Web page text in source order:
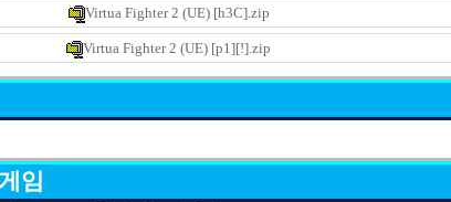
Virtua Fighter 2 (UE) [h3C].zip
Virtua Fighter 2 (UE) [p1][!].zip
임